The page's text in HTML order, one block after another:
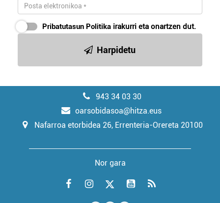
Pribatutasun Politika irakurri eta onartzen dut.
Harpidetu
943 34 03 30
oarsobidasoa@hitza.eus
Nafarroa etorbidea 26, Errenteria-Orereta 20100
Nor gara